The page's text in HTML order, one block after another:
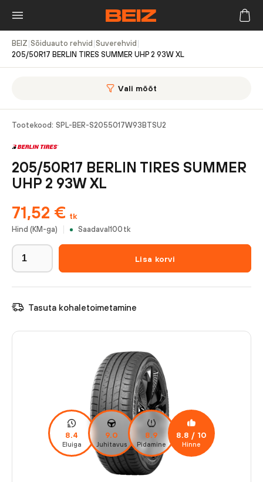
BEIZ Sõiduauto rehvid Suverehvid
205/50R17 BERLIN TIRES SUMMER UHP 2 93W XL
Vali mõõt
8.4
Eluiga
9.0
Juhitavus
8.9
Pidamine
8.8 / 10
Hinne
Tootekood: SPL-BER-S2055017W93BTSU2
205/50R17 BERLIN TIRES SUMMER
UHP 2 93W XL
71,52 € tk
Hind (KM-ga) Saadaval 100 tk
Lisa korvi
Tasuta kohaletoimetamine